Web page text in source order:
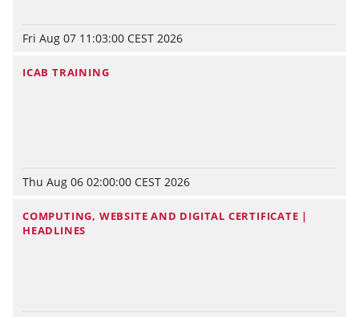
Fri Aug 07 11:03:00 CEST 2026
ICAB TRAINING
Thu Aug 06 02:00:00 CEST 2026
COMPUTING, WEBSITE AND DIGITAL CERTIFICATE |
HEADLINES